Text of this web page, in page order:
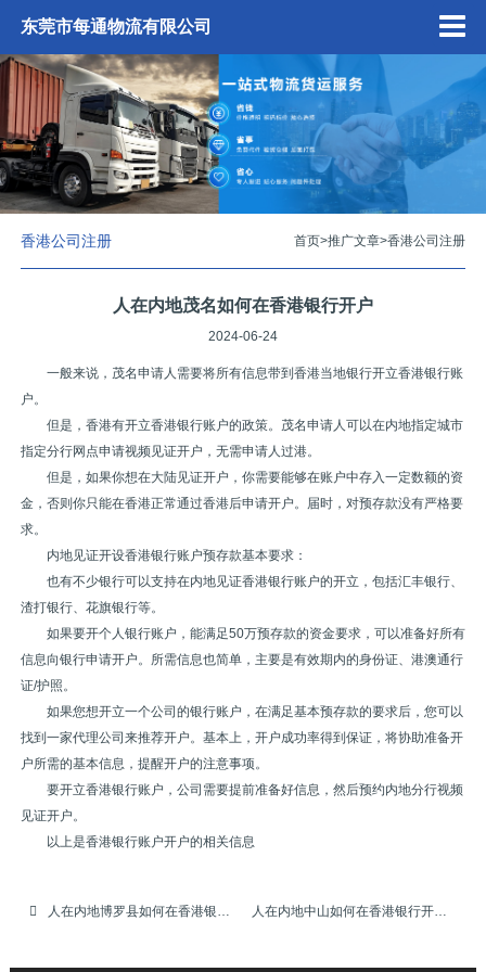
东莞市每通物流有限公司
香港公司注册 首页>推广文章>香港公司注册
人在内地茂名如何在香港银行开户
2024-06-24
一般来说，茂名申请人需要将所有信息带到香港当地银行开立香港银行账
户。
但是，香港有开立香港银行账户的政策。茂名申请人可以在内地指定城市
指定分行网点申请视频见证开户，无需申请人过港。
但是，如果你想在大陆见证开户，你需要能够在账户中存入一定数额的资
金，否则你只能在香港正常通过香港后申请开户。届时，对预存款没有严格要
求。
内地见证开设香港银行账户预存款基本要求：
也有不少银行可以支持在内地见证香港银行账户的开立，包括汇丰银行、
渣打银行、花旗银行等。
如果要开个人银行账户，能满足50万预存款的资金要求，可以准备好所有
信息向银行申请开户。所需信息也简单，主要是有效期内的身份证、港澳通行
证/护照。
如果您想开立一个公司的银行账户，在满足基本预存款的要求后，您可以
找到一家代理公司来推荐开户。基本上，开户成功率得到保证，将协助准备开
户所需的基本信息，提醒开户的注意事项。
要开立香港银行账户，公司需要提前准备好信息，然后预约内地分行视频
见证开户。
以上是香港银行账户开户的相关信息
人在内地博罗县如何在香港银行开户 人在内地中山如何在香港银行开户